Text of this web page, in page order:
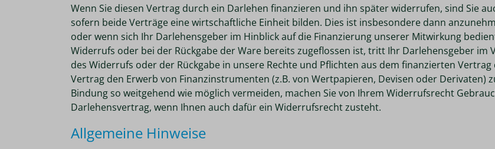
Wenn Sie diesen Vertrag durch ein Darlehen finanzieren und ihn später widerrufen, sind Sie
sofern beide Verträge eine wirtschaftliche Einheit bilden. Dies ist insbesondere dann
oder wenn sich Ihr Darlehensgeber im Hinblick auf die Finanzierung unserer Mitwirkung
Widerrufs oder bei der Rückgabe der Ware bereits zugeflossen ist, tritt Ihr Darlehensgeber im
des Widerrufs oder der Rückgabe in unsere Rechte und Pflichten aus dem finanzierten
Vertrag den Erwerb von Finanzinstrumenten (z.B. von Wertpapieren, Devisen oder Derivaten)
Bindung so weitgehend wie möglich vermeiden, machen Sie von Ihrem Widerrufsrecht
Darlehensvertrag, wenn Ihnen auch dafür ein Widerrufsrecht zusteht.
Allgemeine Hinweise